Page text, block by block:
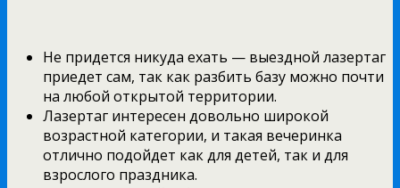
Не придется никуда ехать — выездной лазертаг
приедет сам, так как разбить базу можно почти
на любой открытой территории.
Лазертаг интересен довольно широкой
возрастной категории, и такая вечеринка
отлично подойдет как для детей, так и для
взрослого праздника.